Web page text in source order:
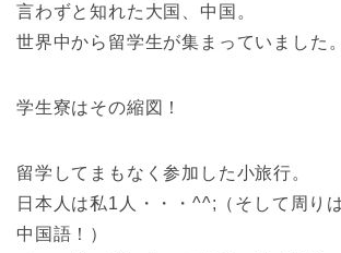
言わずと知れた大国、中国。
世界中から留学生が集まっていました。
学生寮はその縮図！
留学してまもなく参加した小旅行。
日本人は私1人・・・^^;（そして周り
中国語！）